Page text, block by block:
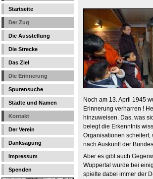
Startseite
Der Zug
Die Ausstellung
Die Strecke
Das Ziel
Die Erinnerung
Spurensuche
Städte und Namen
Kontakt
Der Verein
Danksagung
Impressum
Spenden
Noch am 13. April 1945
Erinnerung verharren !
hinzuweisen. Das, was
belegt die Erkenntnis
Organisationen scheitert,
nach Auskunft der
Aber es gibt auch
Wuppertal wurde bei
spielte dabei immer der